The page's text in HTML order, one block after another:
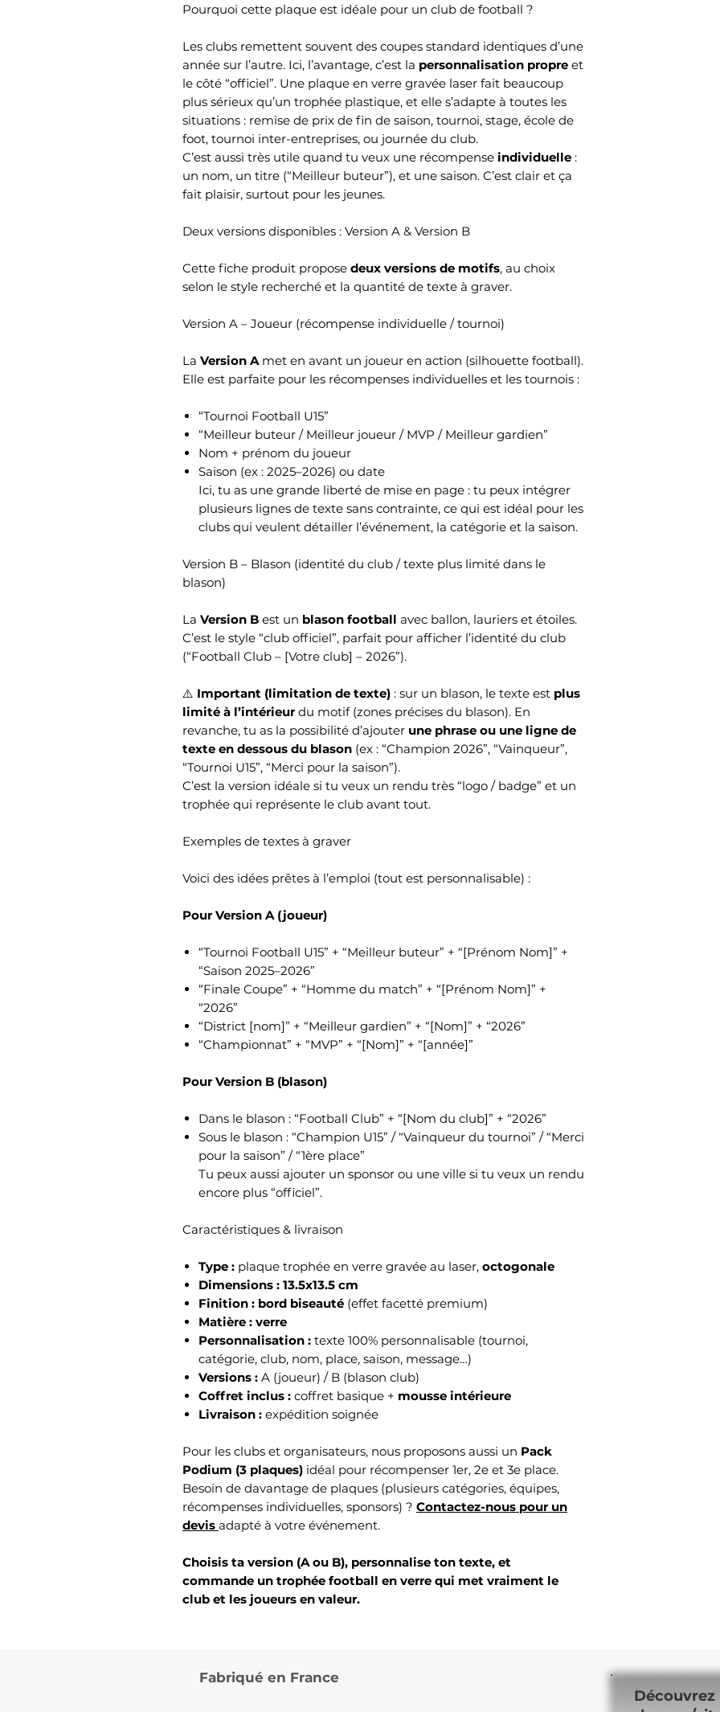
Pourquoi cette plaque est idéale pour un club de football ?
Les clubs remettent souvent des coupes standard identiques d’une
année sur l’autre. Ici, l’avantage, c’est la personnalisation propre et
le côté “officiel”. Une plaque en verre gravée laser fait beaucoup
plus sérieux qu’un trophée plastique, et elle s’adapte à toutes les
situations : remise de prix de fin de saison, tournoi, stage, école de
foot, tournoi inter-entreprises, ou journée du club.
C’est aussi très utile quand tu veux une récompense individuelle :
un nom, un titre (“Meilleur buteur”), et une saison. C’est clair et ça
fait plaisir, surtout pour les jeunes.
Deux versions disponibles : Version A & Version B
Cette fiche produit propose deux versions de motifs, au choix
selon le style recherché et la quantité de texte à graver.
Version A – Joueur (récompense individuelle / tournoi)
La Version A met en avant un joueur en action (silhouette football).
Elle est parfaite pour les récompenses individuelles et les tournois :
“Tournoi Football U15”
“Meilleur buteur / Meilleur joueur / MVP / Meilleur gardien”
Nom + prénom du joueur
Saison (ex : 2025–2026) ou date
Ici, tu as une grande liberté de mise en page : tu peux intégrer
plusieurs lignes de texte sans contrainte, ce qui est idéal pour les
clubs qui veulent détailler l’événement, la catégorie et la saison.
Version B – Blason (identité du club / texte plus limité dans le
blason)
La Version B est un blason football avec ballon, lauriers et étoiles.
C’est le style “club officiel”, parfait pour afficher l’identité du club
(“Football Club – [Votre club] – 2026”).
⚠️ Important (limitation de texte) : sur un blason, le texte est plus
limité à l’intérieurdu motif (zones précises du blason). En
revanche, tu as la possibilité d’ajouter une phrase ou une ligne de
texte en dessous du blason (ex : “Champion 2026”, “Vainqueur”,
“Tournoi U15”, “Merci pour la saison”).
C’est la version idéale si tu veux un rendu très “logo / badge” et un
trophée qui représente le club avant tout.
Exemples de textes à graver
Voici des idées prêtes à l’emploi (tout est personnalisable) :
Pour Version A (joueur)
“Tournoi Football U15” + “Meilleur buteur” + “[Prénom Nom]” +
“Saison 2025–2026”
“Finale Coupe” + “Homme du match” + “[Prénom Nom]” +
“2026”
“District [nom]” + “Meilleur gardien” + “[Nom]” + “2026”
“Championnat” + “MVP” + “[Nom]” + “[année]”
Pour Version B (blason)
Dans le blason : “Football Club” + “[Nom du club]” + “2026”
Sous le blason : “Champion U15” / “Vainqueur du tournoi” / “Merci
pour la saison” / “1ère place”
Tu peux aussi ajouter un sponsor ou une ville si tu veux un rendu
encore plus “officiel”.
Caractéristiques & livraison
Type : plaque trophée en verre gravée au laser, octogonale
Dimensions : 13.5x13.5 cm
Finition : bord biseauté (effet facetté premium)
Matière : verre
Personnalisation : texte 100% personnalisable (tournoi,
catégorie, club, nom, place, saison, message…)
Versions : A (joueur) / B (blason club)
Coffret inclus : coffret basique + mousse intérieure
Livraison : expédition soignée
Pour les clubs et organisateurs, nous proposons aussi un Pack
Podium (3 plaques) idéal pour récompenser 1er, 2e et 3e place.
Besoin de davantage de plaques (plusieurs catégories, équipes,
récompenses individuelles, sponsors) ? Contactez-nous pour un
devis adapté à votre événement.
Choisis ta version (A ou B), personnalise ton texte, et
commande un trophée football en verre qui met vraiment le
club et les joueurs en valeur.
Fabriqué en France